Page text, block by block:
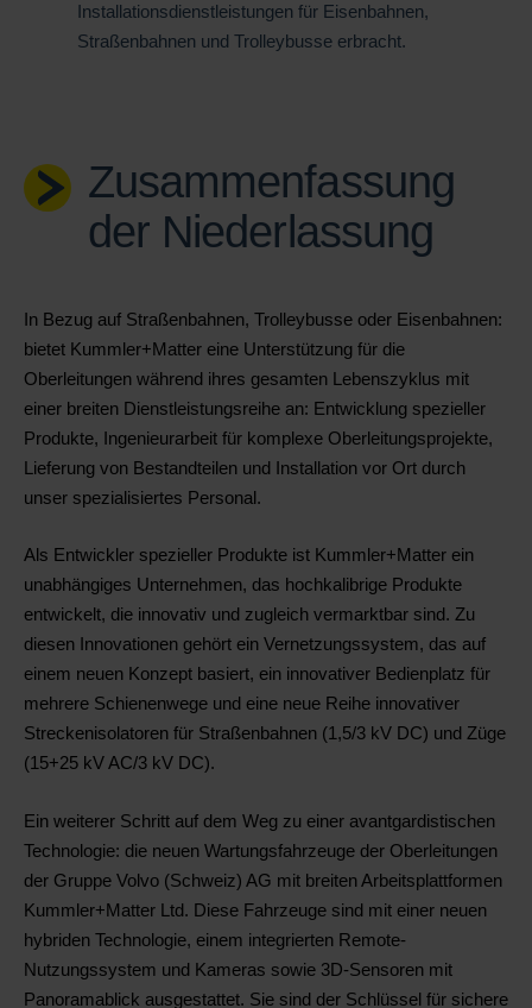
Installationsdienstleistungen für Eisenbahnen,
Straßenbahnen und Trolleybusse erbracht.
Zusammenfassung
der Niederlassung
In Bezug auf Straßenbahnen, Trolleybusse oder Eisenbahnen:
bietet Kummler+Matter eine Unterstützung für die
Oberleitungen während ihres gesamten Lebenszyklus mit
einer breiten Dienstleistungsreihe an: Entwicklung spezieller
Produkte, Ingenieurarbeit für komplexe Oberleitungsprojekte,
Lieferung von Bestandteilen und Installation vor Ort durch
unser spezialisiertes Personal.
Als Entwickler spezieller Produkte ist Kummler+Matter ein
unabhängiges Unternehmen, das hochkalibrige Produkte
entwickelt, die innovativ und zugleich vermarktbar sind. Zu
diesen Innovationen gehört ein Vernetzungssystem, das auf
einem neuen Konzept basiert, ein innovativer Bedienplatz für
mehrere Schienenwege und eine neue Reihe innovativer
Streckenisolatoren für Straßenbahnen (1,5/3 kV DC) und Züge
(15+25 kV AC/3 kV DC).
Ein weiterer Schritt auf dem Weg zu einer avantgardistischen
Technologie: die neuen Wartungsfahrzeuge der Oberleitungen
der Gruppe Volvo (Schweiz) AG mit breiten Arbeitsplattformen
Kummler+Matter Ltd. Diese Fahrzeuge sind mit einer neuen
hybriden Technologie, einem integrierten Remote-
Nutzungssystem und Kameras sowie 3D-Sensoren mit
Panoramablick ausgestattet. Sie sind der Schlüssel für sichere